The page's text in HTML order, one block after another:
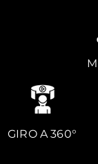
GIRO A 360°